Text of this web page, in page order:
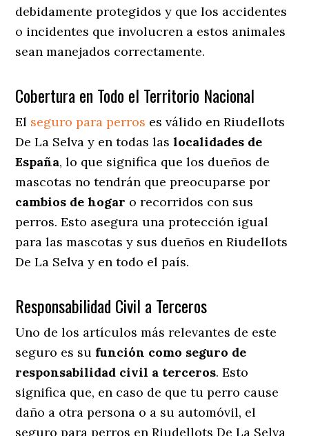
debidamente protegidos y que los accidentes
o incidentes que involucren a estos animales
sean manejados correctamente.
Cobertura en Todo el Territorio Nacional
El seguro para perros es válido en Riudellots
De La Selva y en todas laslocalidades de
España, lo que significa que los dueños de
mascotas no tendrán que preocuparse por
cambios de hogar o recorridos con sus
perros. Esto asegura una protección igual
para las mascotas y sus dueños en Riudellots
De La Selva y en todo el país.
Responsabilidad Civil a Terceros
Uno de los artículos más relevantes de este
seguro es su función como seguro de
responsabilidad civil a terceros. Esto
significa que, en caso de que tu perro cause
daño a otra persona o a su automóvil, el
seguro para perros en Riudellots De La Selva